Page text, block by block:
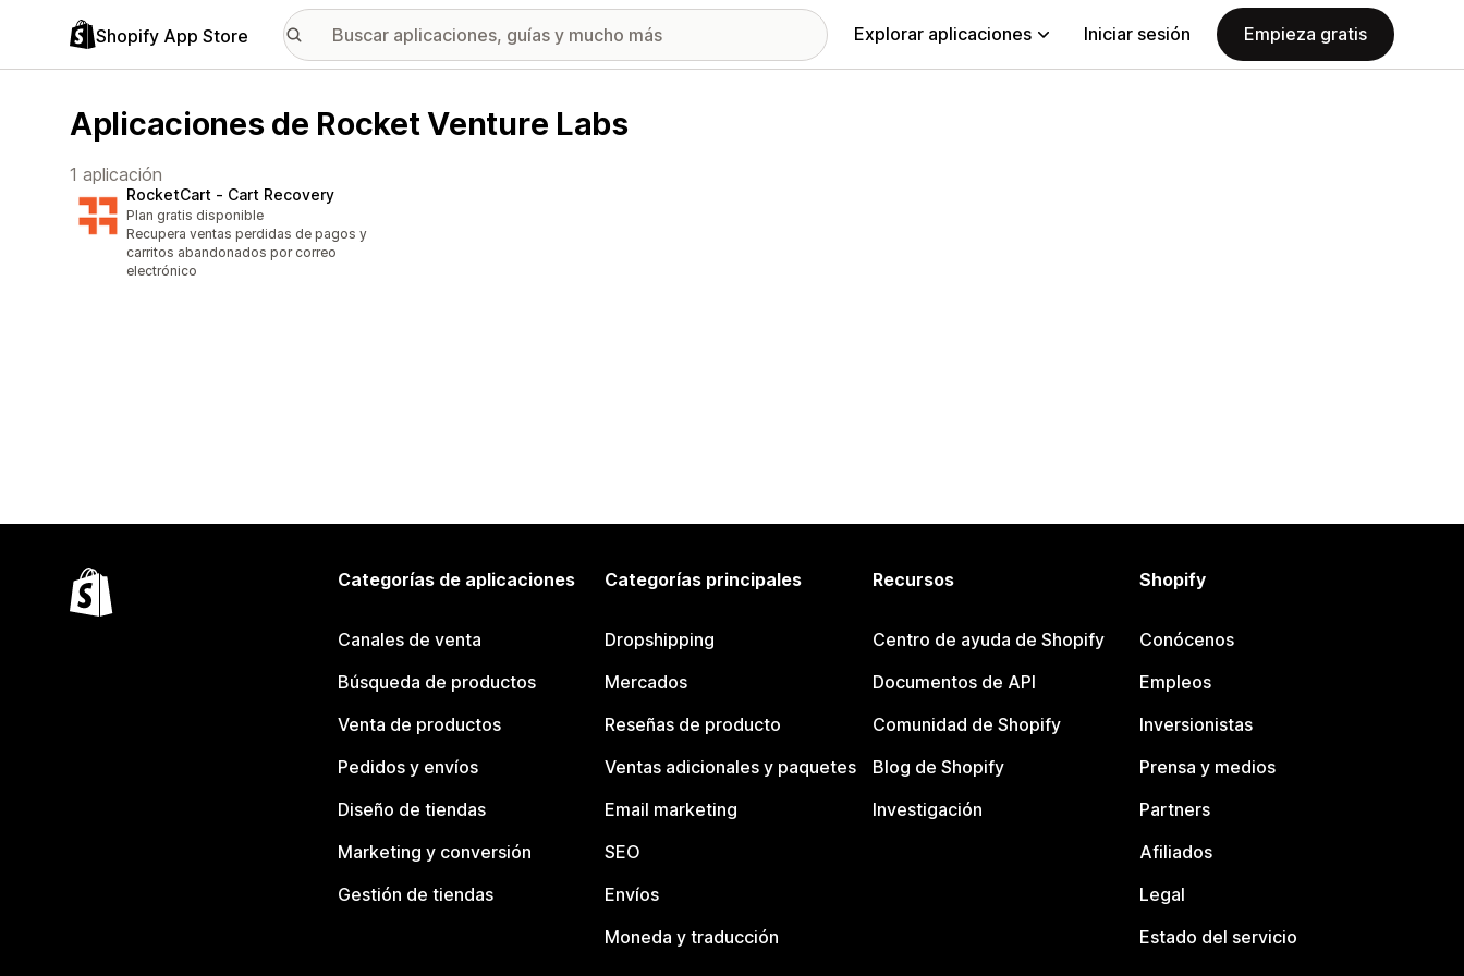
Shopify App Store Explorar aplicaciones Iniciar sesión Empieza gratis
Aplicaciones de Rocket Venture Labs
1 aplicación
RocketCart ‑ Cart Recovery
Plan gratis disponible
Recupera ventas perdidas de pagos y
carritos abandonados por correo
electrónico
Categorías de aplicaciones
Canales de venta
Búsqueda de productos
Venta de productos
Pedidos y envíos
Diseño de tiendas
Marketing y conversión
Gestión de tiendas
Categorías principales
Dropshipping
Mercados
Reseñas de producto
Ventas adicionales y paquetes
Email marketing
SEO
Envíos
Moneda y traducción
Recursos
Centro de ayuda de Shopify
Documentos de API
Comunidad de Shopify
Blog de Shopify
Investigación
Shopify
Conócenos
Empleos
Inversionistas
Prensa y medios
Partners
Afiliados
Legal
Estado del servicio